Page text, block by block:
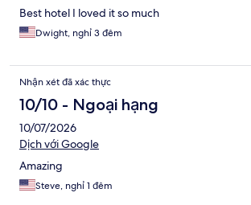
Best hotel I loved it so much
Dwight, nghỉ 3 đêm
Nhận xét đã xác thực
10/10 - Ngoại hạng
10/07/2026
Dịch với Google
Amazing
Steve, nghỉ 1 đêm